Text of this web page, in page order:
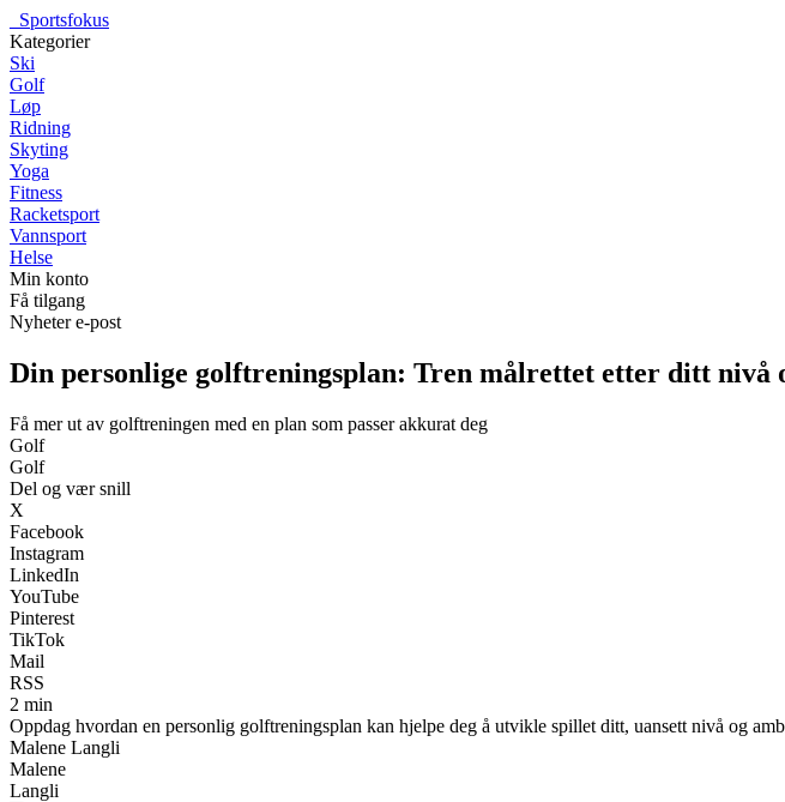
Sportsfokus
Kategorier
Ski
Golf
Løp
Ridning
Skyting
Yoga
Fitness
Racketsport
Vannsport
Helse
Min konto
Få tilgang
Nyheter e-post
Din personlige golftreningsplan: Tren målrettet etter ditt nivå
Få mer ut av golftreningen med en plan som passer akkurat deg
Golf
Golf
Del og vær snill
X
Facebook
Instagram
LinkedIn
YouTube
Pinterest
TikTok
Mail
RSS
2 min
Oppdag hvordan en personlig golftreningsplan kan hjelpe deg å utvikle spillet ditt, uansett nivå og
Malene Langli
Malene
Langli